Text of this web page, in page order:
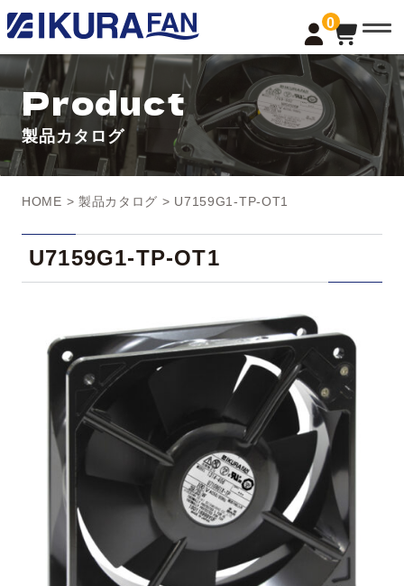
0
t
o
g
l
e
a
v
i
g
a
n
Product
製品カタログ
HOME > 製品カタログ > U7159G1-TP-OT1
U7159G1-TP-OT1